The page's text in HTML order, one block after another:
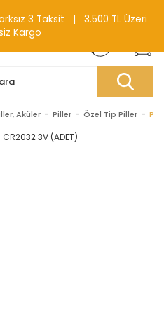
Aküler Piller Özel Tip Piller PİL
3 Taksit | 3.500 TL Üzeri
Kargo